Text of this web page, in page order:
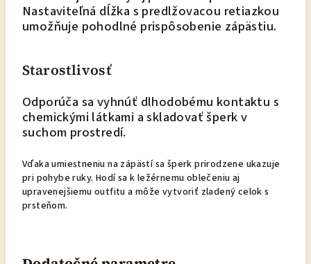
Nastaviteľná dĺžka s predlžovacou retiazkou
umožňuje pohodlné prispôsobenie zápästiu.
Starostlivosť
Odporúča sa vyhnúť dlhodobému kontaktu s
chemickými látkami a skladovať šperk v
suchom prostredí.
Vďaka umiestneniu na zápästí sa šperk prirodzene ukazuje
pri pohybe ruky. Hodí sa k ležérnemu oblečeniu aj
upravenejšiemu outfitu a môže vytvoriť zladený celok s
prsteňom.